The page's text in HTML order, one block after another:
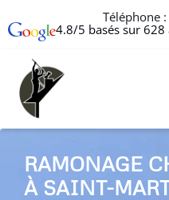
Téléphone :
4.8/5 basés sur 628
RAMONAGE
À SAINT-